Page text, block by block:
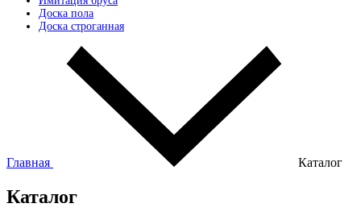
Доска пола
Доска строганная
Главная Каталог
Каталог